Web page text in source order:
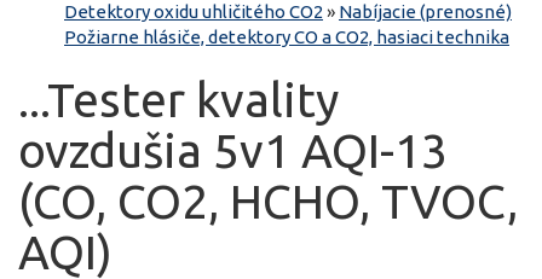
Detektory oxidu uhličitého CO2 » Nabíjacie (prenosné)
Požiarne hlásiče, detektory CO a CO2, hasiaci technika
...Tester kvality
ovzdušia 5v1 AQI-13
(CO, CO2, HCHO, TVOC,
AQI)